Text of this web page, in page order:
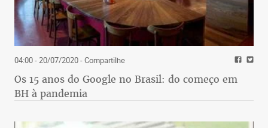
04:00 - 20/07/2020- Compartilhe
Os 15 anos do Google no Brasil: do começo em
BH à pandemia